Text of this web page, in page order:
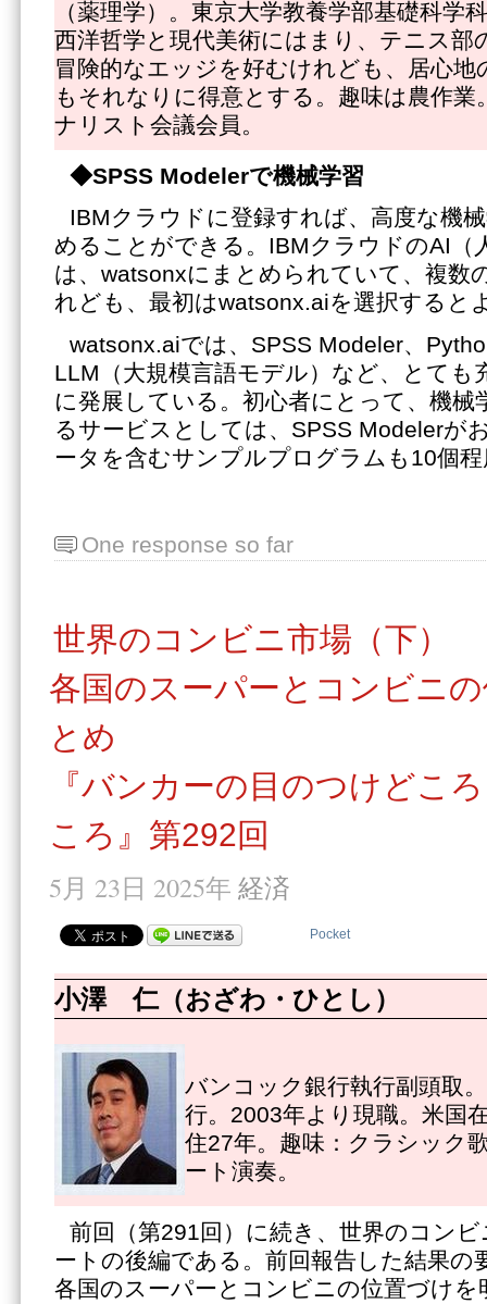
（薬理学）。東京大学教養学部基礎科学
西洋哲学と現代美術にはまり、テニス部
冒険的なエッジを好むけれども、居心地
もそれなりに得意とする。趣味は農作業
ナリスト会議会員。
◆SPSS Modelerで機械学習
IBMクラウドに登録すれば、高度な機
めることができる。IBMクラウドのAI（
は、watsonxにまとめられていて、複数
れども、最初はwatsonx.aiを選択すると
watsonx.aiでは、SPSS Modeler、
LLM（大規模言語モデル）など、とても
に発展している。初心者にとって、機械
るサービスとしては、SPSS Modelerが
ータを含むサンプルプログラムも10個
One response so far
世界のコンビニ市場（下）
各国のスーパーとコンビニ
とめ
『バンカーの目のつけどこ
ころ』第292回
5月 23日 2025年 経済
Pocket
小澤 仁（おざわ・ひとし）
バンコック銀行執行副頭取
行。2003年より現職。米国
住27年。趣味：クラシック
ート演奏。
前回（第291回）に続き、世界のコン
ートの後編である。前回報告した結果の
各国のスーパーとコンビニの位置づけ